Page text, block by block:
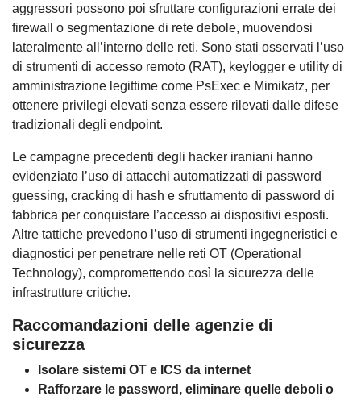
aggressori possono poi sfruttare configurazioni errate dei
firewall o segmentazione di rete debole, muovendosi
lateralmente all’interno delle reti. Sono stati osservati l’uso
di strumenti di accesso remoto (RAT), keylogger e utility di
amministrazione legittime come PsExec e Mimikatz, per
ottenere privilegi elevati senza essere rilevati dalle difese
tradizionali degli endpoint.
Le campagne precedenti degli hacker iraniani hanno
evidenziato l’uso di attacchi automatizzati di password
guessing, cracking di hash e sfruttamento di password di
fabbrica per conquistare l’accesso ai dispositivi esposti.
Altre tattiche prevedono l’uso di strumenti ingegneristici e
diagnostici per penetrare nelle reti OT (Operational
Technology), compromettendo così la sicurezza delle
infrastrutture critiche.
Raccomandazioni delle agenzie di
sicurezza
Isolare sistemi OT e ICS da internet
Rafforzare le password, eliminare quelle deboli o